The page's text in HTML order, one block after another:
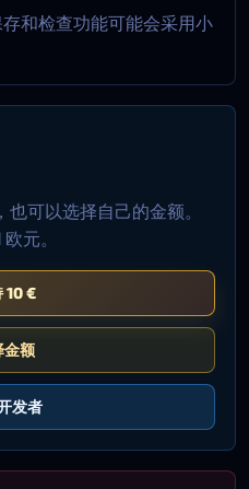
和检查功能可能会采用小
可以选择自己的金额。
元。
10 €
金额
发者